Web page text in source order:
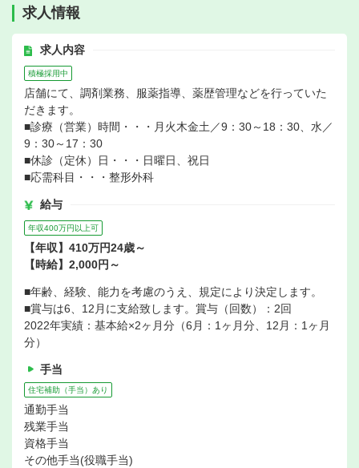
求人情報
求人内容
積極採用中
店舗にて、調剤業務、服薬指導、薬歴管理などを行っていた
だきます。
■診療（営業）時間・・・月火木金土／9：30～18：30、水／
9：30～17：30
■休診（定休）日・・・日曜日、祝日
■応需科目・・・整形外科
給与
年収400万円以上可
【年収】410万円24歳～
【時給】2,000円～
■年齢、経験、能力を考慮のうえ、規定により決定します。
■賞与は6、12月に支給致します。賞与（回数）：2回
2022年実績：基本給×2ヶ月分（6月：1ヶ月分、12月：1ヶ月
分）
手当
住宅補助（手当）あり
通勤手当
残業手当
資格手当
その他手当(役職手当)